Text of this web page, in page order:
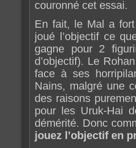
couronné cet essai.
En fait, le Mal a
joué l’objectif ce
gagne pour 2
d’objectif). Le
face à ses
Nains, malgré une
des raisons
pour les Uruk-Hai
démérité. Donc
jouez l’objectif en